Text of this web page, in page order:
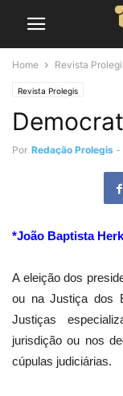
Home Revista
Revista Prolegis
Por Redação Prolegis -
*João Baptista
A eleição dos
ou na Justiça dos
Justiças
jurisdição ou nos
cúpulas judiciárias.